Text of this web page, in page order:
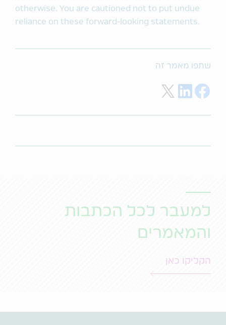
otherwise. You are cautioned not to put undue
reliance on these forward-looking statements.
שתפו מאמר זה
Share on Facebook
Share on LinkedIn
למעבר לכל הכתבות
והמאמרים
הקליקו כאן